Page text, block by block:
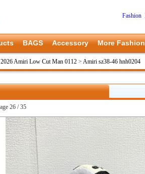
Fashion
BAGS Accessory More Fashion
2026 Amiri Low Cut Man 0112 > Amiri sz38-46 hnh0204
26 / 35
上一张